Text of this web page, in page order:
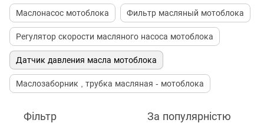
Маслонасос мотоблока Фильтр масляный мотоблока
Регулятор скорости масляного насоса мотоблока
Датчик давления масла мотоблока
Маслозаборник , трубка масляная - мотоблока
Фільтр За популярністю